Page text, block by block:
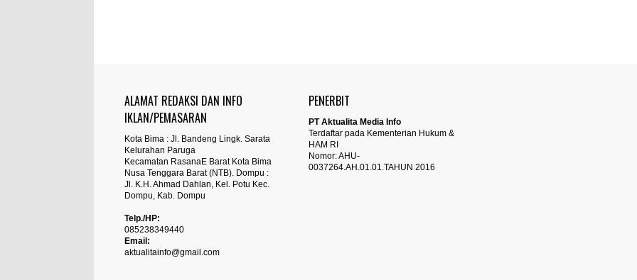
ALAMAT REDAKSI DAN INFO
IKLAN/PEMASARAN
Kota Bima : Jl. Bandeng Lingk. Sarata
Kelurahan Paruga
Kecamatan RasanaE Barat Kota Bima
Nusa Tenggara Barat (NTB). Dompu :
Jl. K.H. Ahmad Dahlan, Kel. Potu Kec.
Dompu, Kab. Dompu
Telp./HP:
085238349440
Email:
aktualitainfo@gmail.com
PENERBIT
PT Aktualita Media Info
Terdaftar pada Kementerian Hukum &
HAM RI
Nomor: AHU-
0037264.AH.01.01.TAHUN 2016